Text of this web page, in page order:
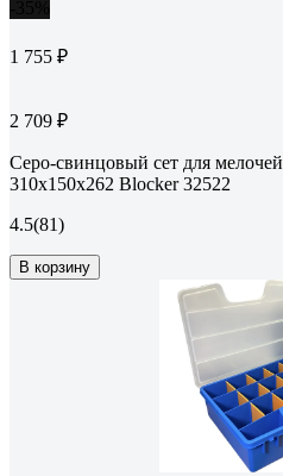
1 755 ₽
2 709 ₽
Серо-свинцовый сет для
310х150х262 Blocker 32522
4.5(81)
В корзину